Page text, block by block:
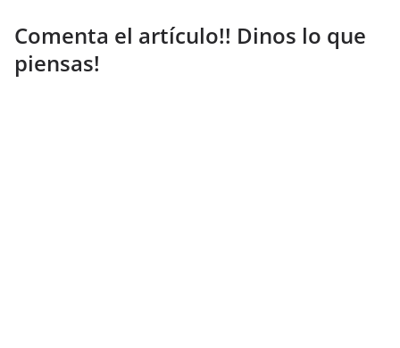
Comenta el artículo!! Dinos lo que
piensas!